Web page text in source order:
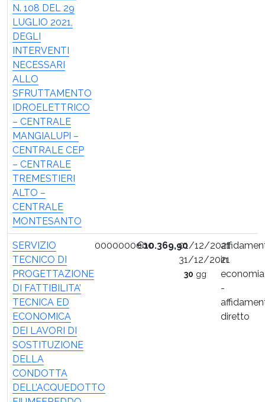
N. 108 DEL 29
LUGLIO 2021,
DEGLI
INTERVENTI
NECESSARI
ALLO
SFRUTTAMENTO
IDROELETTRICO
– CENTRALE
MANGIALUPI –
CENTRALE CEP
– CENTRALE
TREMESTIERI
ALTO –
CENTRALE
MONTESANTO
SERVIZIO
TECNICO DI
PROGETTAZIONE
DI FATTIBILITA’
TECNICA ED
ECONOMICA
DEI LAVORI DI
SOSTITUZIONE
DELLA
CONDOTTA
DELL’ACQUEDOTTO
0000000000
€10.369,9001/12/2021
31/12/2021
30 gg
in
economia
-
diretto